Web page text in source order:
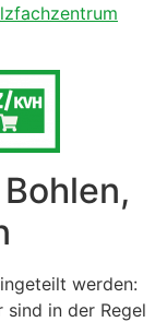
werden:
in der Regel